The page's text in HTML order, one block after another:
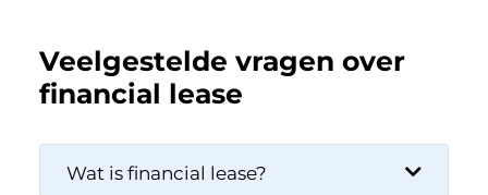
Veelgestelde vragen over
financial lease
Wat is financial lease?